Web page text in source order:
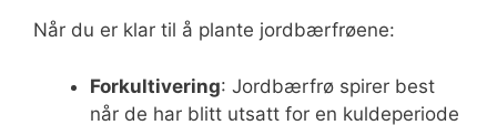
Når du er klar til å plante jordbærfrøene:
Forkultivering: Jordbærfrø spirer best
når de har blitt utsatt for en kuldeperiode